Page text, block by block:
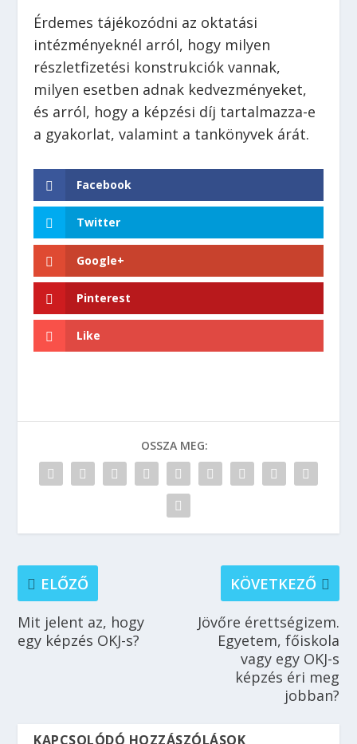
Érdemes tájékozódni az oktatási
intézményeknél arról, hogy milyen
részletfizetési konstrukciók vannak,
milyen esetben adnak kedvezményeket,
és arról, hogy a képzési díj tartalmazza-e
a gyakorlat, valamint a tankönyvek árát.
Facebook
Twitter
Google+
Pinterest
Like
OSSZA MEG:
ELŐZŐ
Mit jelent az, hogy
egy képzés OKJ-s?
KÖVETKEZŐ
Jövőre érettségizem.
Egyetem, főiskola
vagy egy OKJ-s
képzés éri meg
jobban?
KAPCSOLÓDÓ HOZZÁSZÓLÁSOK